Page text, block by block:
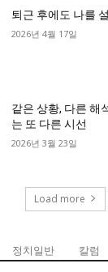
퇴근 후에도 나를 설
2026년 4월 17일
같은 상황, 다른 해
는 또 다른 시선
2026년 3월 23일
Load more
정치일반 칼럼